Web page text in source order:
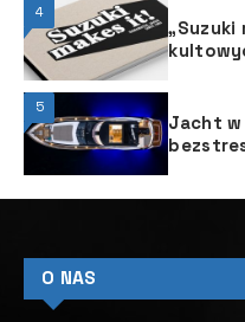
4
5
Jacht
O NAS